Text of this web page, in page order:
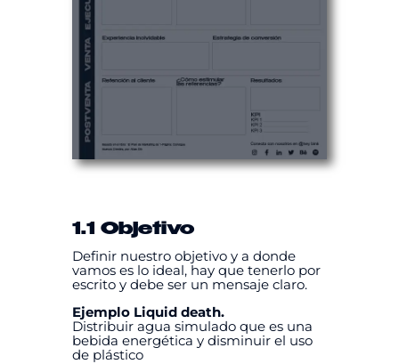
1.1 Objetivo
Definir nuestro objetivo y a donde
vamos es lo ideal, hay que tenerlo por
escrito y debe ser un mensaje claro.
Ejemplo Liquid death.
Distribuir agua simulado que es una
bebida energética y disminuir el uso
de plástico